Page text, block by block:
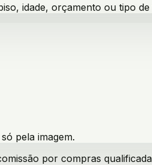
idade, orçamento ou tipo
pela imagem.
por compras